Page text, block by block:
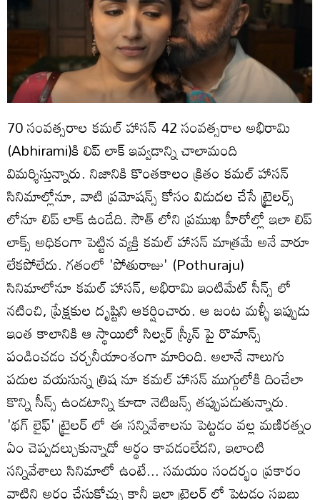
70 సంవత్సరాల కమల్ హాసన్ 42 సంవత్సరాల అభిరామి
(Abhirami)కి లిప్ లాక్ ఇవ్వడాన్ని చాలామంది
విమర్శిస్తున్నారు. నిజానికి కొంతకాలం క్రితం కమల్ హాసన్
సినిమాల్లోనూ, వాటి ప్రమోషన్స్ కోసం విడుదల చేసే ట్రైలర్స్
లోనూ లిప్ లాక్ ఉండేది. సౌత్ లోని ప్రముఖ హీరోల్లో ఇలా లిప్
లాక్స్ అధికంగా పెట్టిన వ్యక్తి కమల్ హాసన్ మాత్రమే అనే వారూ
లేకపోలేదు. గతంలో 'పోతురాజు' (Pothuraju)
సినిమాలోనూ కమల్ హాసన్, అభిరామి ఇంటిమేట్ సీన్స్ లో
నటించి, ప్రేక్షకుల దృష్టిని ఆకర్షించారు. ఆ జంట మళ్ళీ ఇప్పుడు
ఇంత కాలానికి ఆ స్థాయిలో సిల్వర్ స్క్రీన్ పై రొమాన్స్
పండించడం చర్చనీయాంశంగా మారింది. అలానే నాలుగు
పదుల వయసున్న త్రిష నూ కమల్ హాసన్ ముగ్గులోకి దించేలా
కొన్ని సీన్స్ ఉండటాన్ని కూడా నెటిజన్స్ తప్పుపడుతున్నారు.
'థగ్ లైఫ్' ట్రైలర్ లో ఈ సన్నివేశాలను పెట్టడం వల్ల మణిరత్నం
ఏం చెప్పదల్చుకున్నాడో అర్థం కావడంలేదని, ఇలాంటి
సన్నివేశాలు సినిమాలో ఉంటే... సమయం సందర్భం ప్రకారం
వాటిని అర్థం చేసుకోచ్చు కానీ ఇలా ట్రైలర్ లో పెట్టడం సబబు